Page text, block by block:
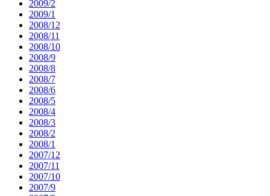
2009/2
2009/1
2008/12
2008/11
2008/10
2008/9
2008/8
2008/7
2008/6
2008/5
2008/4
2008/3
2008/2
2008/1
2007/12
2007/11
2007/10
2007/9